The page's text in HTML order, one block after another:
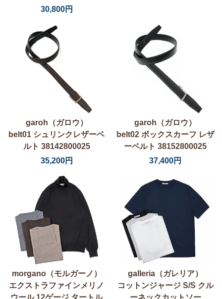
30,800円
garoh（ガロウ）
belt01 シュリンクレザーベ
ルト 38142800025
35,200円
garoh（ガロウ）
belt02 ボックスカーフ レザ
ーベルト 38152800025
37,400円
morgano（モルガーノ）
エクストラファインメリノ
ウール 12ゲージ タートル
galleria（ガレリア）
コットンジャージ S/S クル
ーネックカットソー